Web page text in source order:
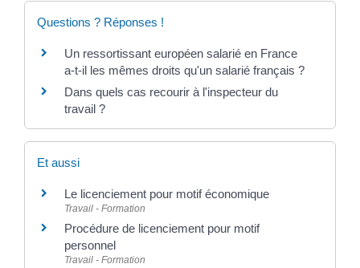
Questions ? Réponses !
Un ressortissant européen salarié en France
a-t-il les mêmes droits qu'un salarié français ?
Dans quels cas recourir à l'inspecteur du
travail ?
Et aussi
Le licenciement pour motif économique
Travail - Formation
Procédure de licenciement pour motif
personnel
Travail - Formation